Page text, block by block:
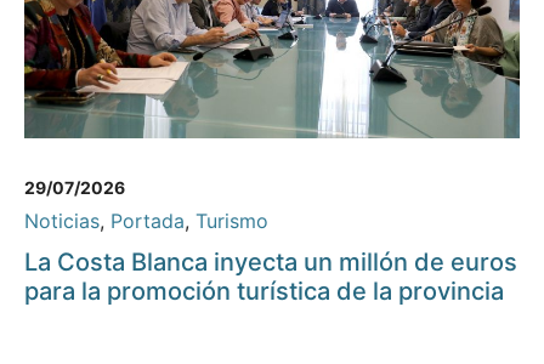
29/07/2026
Noticias, Portada, Turismo
La Costa Blanca inyecta un millón de euros
para la promoción turística de la provincia